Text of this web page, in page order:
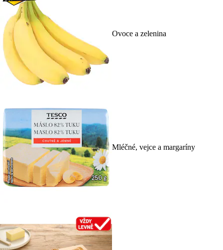
Ovoce a zelenina
Mléčné, vejce a margaríny